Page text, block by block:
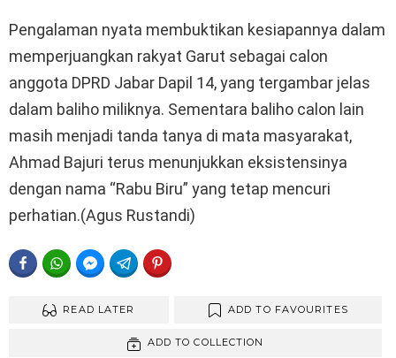
Pengalaman nyata membuktikan kesiapannya dalam
memperjuangkan rakyat Garut sebagai calon
anggota DPRD Jabar Dapil 14, yang tergambar jelas
dalam baliho miliknya. Sementara baliho calon lain
masih menjadi tanda tanya di mata masyarakat,
Ahmad Bajuri terus menunjukkan eksistensinya
dengan nama “Rabu Biru” yang tetap mencuri
perhatian.(Agus Rustandi)
FACEBOOKWHATSAPPFACEBOOK MESSENGER
TELEGRAM
READ LATER ADD TO FAVOURITES
ADD TO COLLECTION